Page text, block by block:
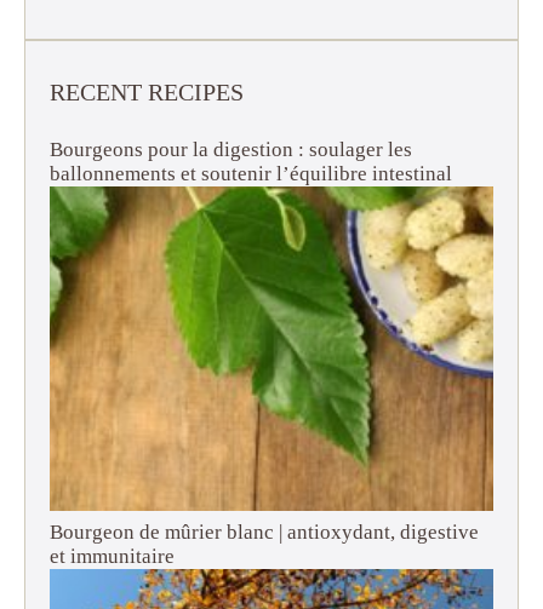
RECENT RECIPES
Bourgeons pour la digestion : soulager les
ballonnements et soutenir l’équilibre intestinal
Bourgeon de mûrier blanc | antioxydant, digestive
et immunitaire